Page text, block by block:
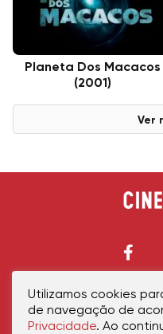
Planeta Dos Macacos
(2001)
Ver
Início Política de Privacidade
Utilizamos cookies
de navegação de
Privacidade. Ao